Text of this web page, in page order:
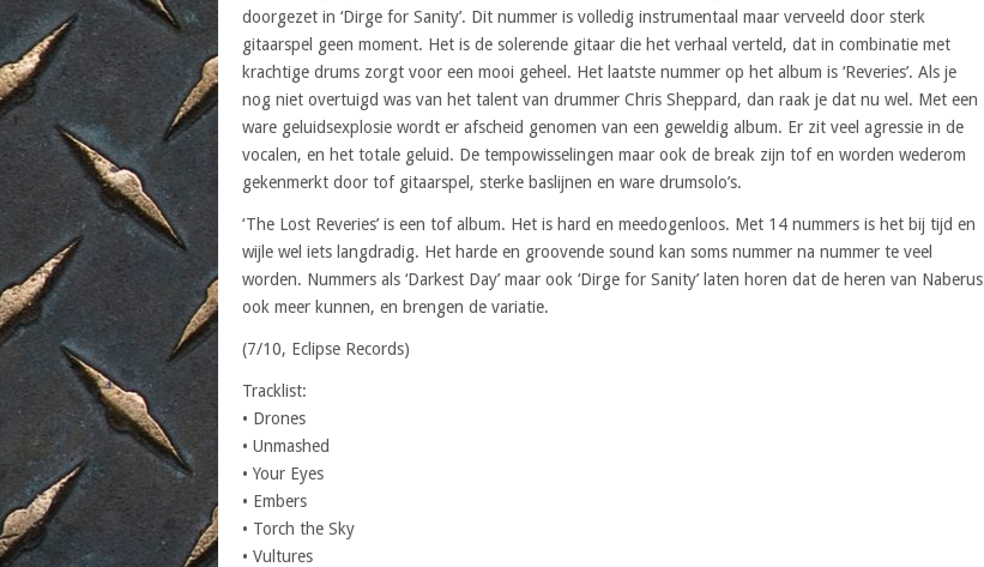
doorgezet in ‘Dirge for Sanity’. Dit nummer is volledig instrumentaal maar verveeld door sterk
gitaarspel geen moment. Het is de solerende gitaar die het verhaal verteld, dat in combinatie met
krachtige drums zorgt voor een mooi geheel. Het laatste nummer op het album is ‘Reveries’. Als je
nog niet overtuigd was van het talent van drummer Chris Sheppard, dan raak je dat nu wel. Met een
ware geluidsexplosie wordt er afscheid genomen van een geweldig album. Er zit veel agressie in de
vocalen, en het totale geluid. De tempowisselingen maar ook de break zijn tof en worden wederom
gekenmerkt door tof gitaarspel, sterke baslijnen en ware drumsolo’s.
‘The Lost Reveries’ is een tof album. Het is hard en meedogenloos. Met 14 nummers is het bij tijd en
wijle wel iets langdradig. Het harde en groovende sound kan soms nummer na nummer te veel
worden. Nummers als ‘Darkest Day’ maar ook ‘Dirge for Sanity’ laten horen dat de heren van Naberus
ook meer kunnen, en brengen de variatie.
(7/10, Eclipse Records)
Tracklist:
• Drones
• Unmashed
• Your Eyes
• Embers
• Torch the Sky
• Vultures